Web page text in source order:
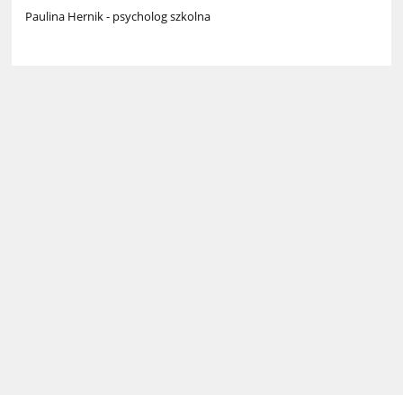
Paulina Hernik - psycholog szkolna